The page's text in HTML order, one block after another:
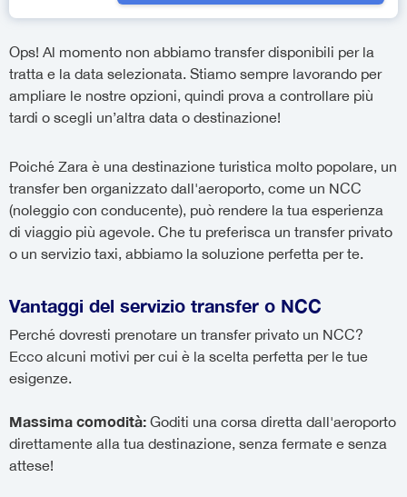
Ops! Al momento non abbiamo transfer disponibili per la
tratta e la data selezionata. Stiamo sempre lavorando per
ampliare le nostre opzioni, quindi prova a controllare più
tardi o scegli un’altra data o destinazione!
Poiché Zara è una destinazione turistica molto popolare, un
transfer ben organizzato dall'aeroporto, come un NCC
(noleggio con conducente), può rendere la tua esperienza
di viaggio più agevole. Che tu preferisca un transfer privato
o un servizio taxi, abbiamo la soluzione perfetta per te.
Vantaggi del servizio transfer o NCC
Perché dovresti prenotare un transfer privato un NCC?
Ecco alcuni motivi per cui è la scelta perfetta per le tue
esigenze.
Massima comodità: Goditi una corsa diretta dall'aeroporto
direttamente alla tua destinazione, senza fermate e senza
attese!